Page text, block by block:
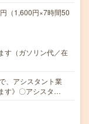
（1,600円×7時間50
す（ガソリン代／在
、アシスタント業
す》〇アシスタ…